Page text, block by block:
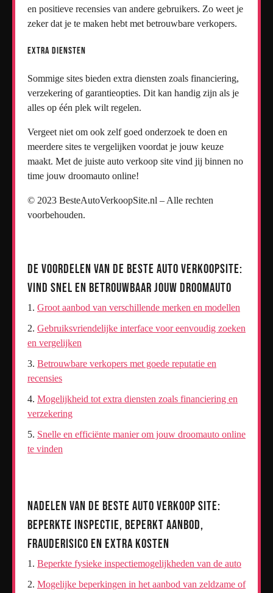
en positieve recensies van andere gebruikers. Zo weet je
zeker dat je te maken hebt met betrouwbare verkopers.
Extra diensten
Sommige sites bieden extra diensten zoals financiering,
verzekering of garantieopties. Dit kan handig zijn als je
alles op één plek wilt regelen.
Vergeet niet om ook zelf goed onderzoek te doen en
meerdere sites te vergelijken voordat je jouw keuze
maakt. Met de juiste auto verkoop site vind jij binnen no
time jouw droomauto online!
© 2023 BesteAutoVerkoopSite.nl – Alle rechten
voorbehouden.
De Voordelen van de Beste Auto Verkoopsite:
Vind Snel en Betrouwbaar Jouw Droomauto
Groot aanbod van verschillende merken en modellen
Gebruiksvriendelijke interface voor eenvoudig zoeken
en vergelijken
Betrouwbare verkopers met goede reputatie en
recensies
Mogelijkheid tot extra diensten zoals financiering en
verzekering
Snelle en efficiënte manier om jouw droomauto online
te vinden
Nadelen van de Beste Auto Verkoop Site:
Beperkte Inspectie, Beperkt Aanbod,
Frauderisico en Extra Kosten
Beperkte fysieke inspectiemogelijkheden van de auto
Mogelijke beperkingen in het aanbod van zeldzame of